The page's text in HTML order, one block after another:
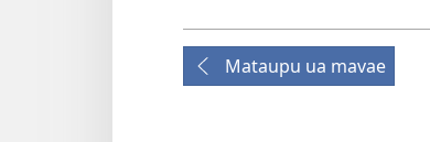
Mataupu ua mavae